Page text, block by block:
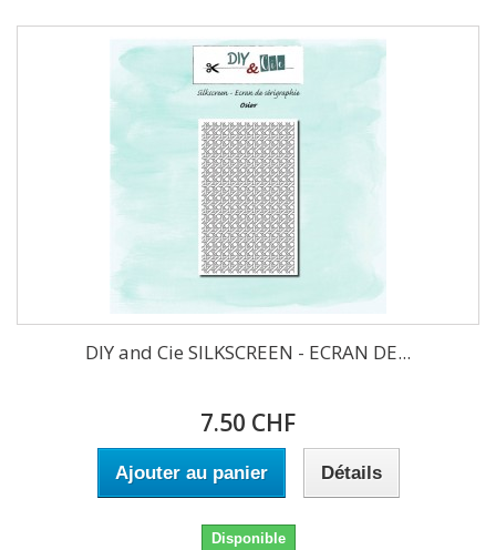
DIY and Cie SILKSCREEN - ECRAN DE...
7.50 CHF
Ajouter au panier Détails
Disponible